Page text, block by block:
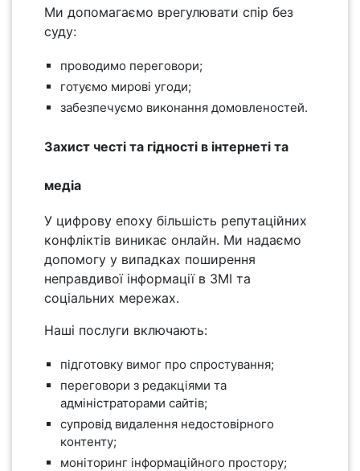
Ми допомагаємо врегулювати спір без
суду:
проводимо переговори;
готуємо мирові угоди;
забезпечуємо виконання домовленостей.
Захист честі та гідності в інтернеті та
медіа
У цифрову епоху більшість репутаційних
конфліктів виникає онлайн. Ми надаємо
допомогу у випадках поширення
неправдивої інформації в ЗМІ та
соціальних мережах.
Наші послуги включають:
підготовку вимог про спростування;
переговори з редакціями та
адміністраторами сайтів;
супровід видалення недостовірного
контенту;
моніторинг інформаційного простору;